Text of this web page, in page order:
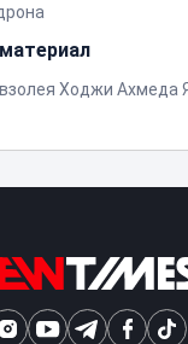
Ходжи Ахмеда